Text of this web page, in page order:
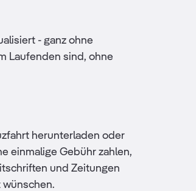
- ganz ohne
Laufenden sind, ohne
herunterladen oder
einmalige Gebühr zahlen,
und Zeitungen
wünschen.